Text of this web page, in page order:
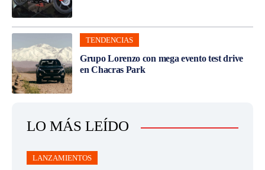
TENDENCIAS
Grupo Lorenzo con mega evento test drive
en Chacras Park
LO MÁS LEÍDO
LANZAMIENTOS